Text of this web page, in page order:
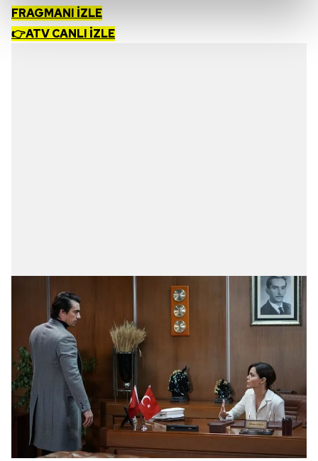
kalemimiz olduğunu sizlere hatırlatmak isteriz.
Her halükârda, kullanıcılar, bu çerezlere izin vermedikleri
Çerezlere ilişkin tercihlerinizi aşağıda yer alan panel
vasıtasıyla belirleyebilirsiniz. Çerezlere ilişkin detaylı bilgi
için Ayarlar butonuna tıklayabilir,Çerez Bilgilendirme
Metnimiziziyaret edebilirsiniz.
6698 sayılı Kişisel Verilerin Korunması Kanunu uyarınca
hazırlanmış Aydınlatma Metnimizi okumak ve sitemizde
ilgili mevzuata uygun olarak kullanılan çerezlerle ilgili bilgi
almak için lütfen
tıklayınız
FRAGMANI İZLE
👉ATV CANLI İZLE